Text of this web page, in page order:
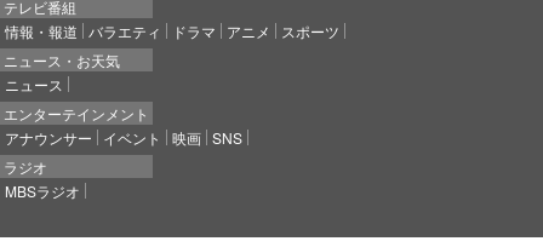
テレビ番組
情報・報道
バラエティ ドラマ アニメ
スポーツ
ニュース・お天気
ニュース
エンターテインメント
アナウンサー
イベント 映画 SNS
ラジオ
MBSラジオ